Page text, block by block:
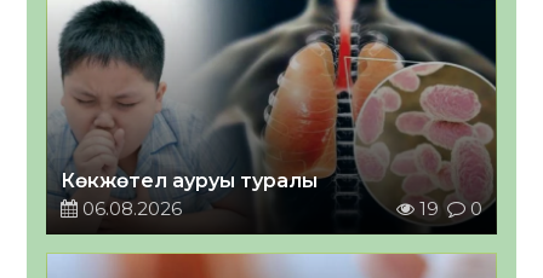
Көкжөтел ауруы туралы
06.08.2026
19 0